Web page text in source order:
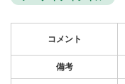
コメント
備考